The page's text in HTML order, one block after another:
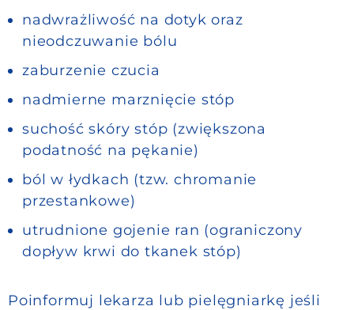
nadwrażliwość na dotyk oraz
nieodczuwanie bólu
zaburzenie czucia
nadmierne marznięcie stóp
suchość skóry stóp (zwiększona
podatność na pękanie)
ból w łydkach (tzw. chromanie
przestankowe)
utrudnione gojenie ran (ograniczony
dopływ krwi do tkanek stóp)
Poinformuj lekarza lub pielęgniarkę jeśli